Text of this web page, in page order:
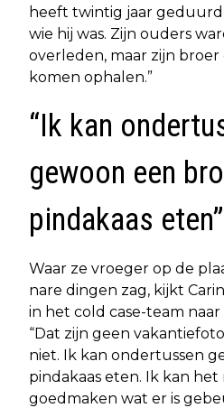
heeft twintig jaar
wie hij was. Zijn ouders
overleden, maar zijn
komen ophalen.”
“Ik kan
gewoon een
pindakaas eten”
Waar ze vroeger op de
nare dingen zag, kijkt
in het cold case-team naar
“Dat zijn geen
niet. Ik kan ondertussen
pindakaas eten. Ik kan
goedmaken wat er is